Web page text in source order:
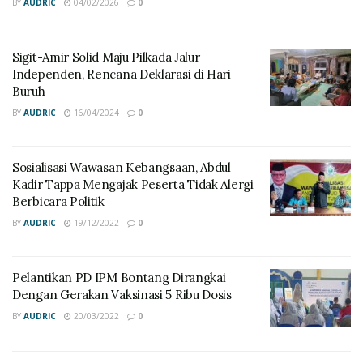
Oleh sebab itu, DKP3 Bontang mencoba
mensinkronisasi program pemerintah provinsi.
“Tentunya komoditas-komoditas yang saya sebut tadi
mempunyai nilai lebih dibandingkan dengan ikan lain,”
Pewarta Lutfi | Editor Audric
Tags: biawan DKP3 papuyu TPI
BY AUDRIC 04/02/2026 0
Sigit-Amir Solid Maju Pilkada Jalur
Independen, Rencana Deklarasi di Hari
Buruh
BY AUDRIC 16/04/2024 0
Sosialisasi Wawasan Kebangsaan, Abdul
Kadir Tappa Mengajak Peserta Tidak Alergi
Berbicara Politik
BY AUDRIC 19/12/2022 0
Pelantikan PD IPM Bontang Dirangkai
Dengan Gerakan Vaksinasi 5 Ribu Dosis
BY AUDRIC 20/03/2022 0